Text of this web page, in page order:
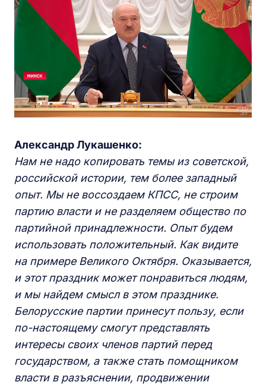
Александр Лукашенко:
Нам не надо копировать темы из советской,
российской истории, тем более западный
опыт. Мы не воссоздаем КПСС, не строим
партию власти и не разделяем общество по
партийной принадлежности. Опыт будем
использовать положительный. Как видите
на примере Великого Октября. Оказывается,
и этот праздник может понравиться людям,
и мы найдем смысл в этом празднике.
Белорусские партии принесут пользу, если
по-настоящему смогут представлять
интересы своих членов партий перед
государством, а также стать помощником
власти в разъяснении, продвижении